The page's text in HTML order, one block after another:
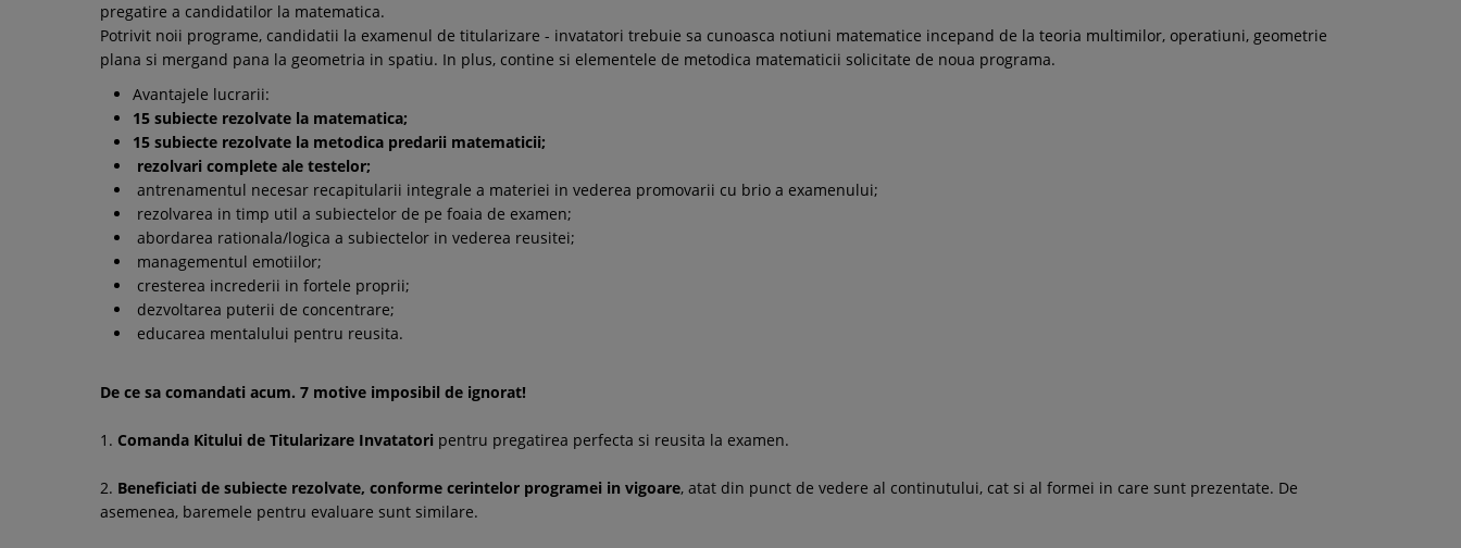
pregatire a candidatilor la matematica.
Potrivit noii programe, candidatii la examenul de titularizare - invatatori trebuie sa cunoasca notiuni matematice incepand de la teoria multimilor, operatiuni, geometrie
plana si mergand pana la geometria in spatiu. In plus, contine si elementele de metodica matematicii solicitate de noua programa.
Avantajele lucrarii:
15 subiecte rezolvate la matematica;
15 subiecte rezolvate la metodica predarii matematicii;
rezolvari complete ale testelor;
antrenamentul necesar recapitularii integrale a materiei in vederea promovarii cu brio a examenului;
rezolvarea in timp util a subiectelor de pe foaia de examen;
abordarea rationala/logica a subiectelor in vederea reusitei;
managementul emotiilor;
cresterea increderii in fortele proprii;
dezvoltarea puterii de concentrare;
educarea mentalului pentru reusita.
De ce sa comandati acum. 7 motive imposibil de ignorat!
1. Comanda Kitului de Titularizare Invatatori pentru pregatirea perfecta si reusita la examen.
2. Beneficiati de subiecte rezolvate, conforme cerintelor programei in vigoare, atat din punct de vedere al continutului, cat si al formei in care sunt prezentate. De
asemenea, baremele pentru evaluare sunt similare.